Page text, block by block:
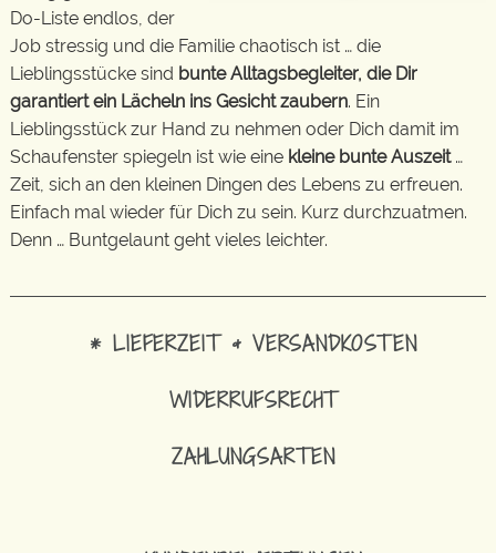
Do-Liste endlos, der
Job stressig und die Familie chaotisch ist … die
Lieblingsstücke sind bunte Alltagsbegleiter, die Dir
garantiert ein Lächeln ins Gesicht zaubern. Ein
Lieblingsstück zur Hand zu nehmen oder Dich damit im
Schaufenster spiegeln ist wie eine kleine bunte Auszeit…
Zeit, sich an den kleinen Dingen des Lebens zu erfreuen.
Einfach mal wieder für Dich zu sein. Kurz durchzuatmen.
Denn … Buntgelaunt geht vieles leichter.
* LIEFERZEIT & VERSANDKOSTEN
WIDERRUFSRECHT
ZAHLUNGSARTEN